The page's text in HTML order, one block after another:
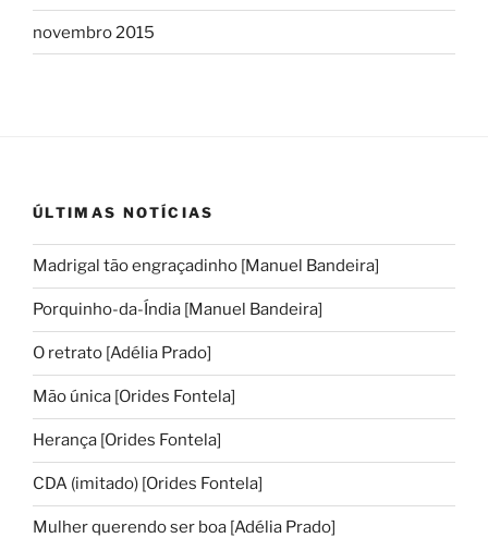
novembro 2015
ÚLTIMAS NOTÍCIAS
Madrigal tão engraçadinho [Manuel Bandeira]
Porquinho-da-Índia [Manuel Bandeira]
O retrato [Adélia Prado]
Mão única [Orides Fontela]
Herança [Orides Fontela]
CDA (imitado) [Orides Fontela]
Mulher querendo ser boa [Adélia Prado]